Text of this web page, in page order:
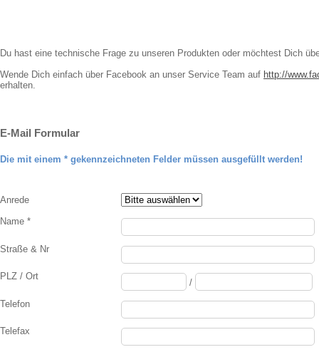
Du hast eine technische Frage zu unseren Produkten oder möchtest Dich
Wende Dich einfach über Facebook an unser Service Team auf http://
erhalten.
E-Mail Formular
Die mit einem * gekennzeichneten Felder müssen ausgefüllt werden!
Anrede
Name *
Straße & Nr
PLZ / Ort
/
Telefon
Telefax